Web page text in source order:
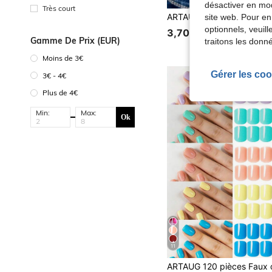
Très court
Gamme De Prix (EUR)
Moins de 3€
3€ - 4€
Plus de 4€
Min: Max: Ok
3,70€
11
désactiver en
site web. Pour
optionnels,
traitons les
Gérer les